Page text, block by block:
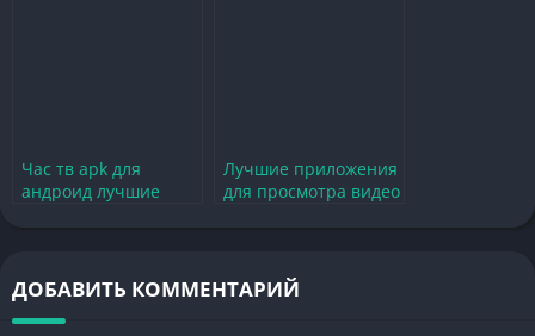
Час тв apk для
андроид лучшие
Лучшие приложения
для просмотра видео
ДОБАВИТЬ КОММЕНТАРИЙ